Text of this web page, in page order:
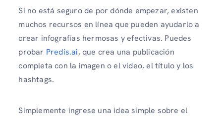
Si no está seguro de por dónde empezar, existen
muchos recursos en línea que pueden ayudarlo a
crear infografías hermosas y efectivas. Puedes
probar Predis.ai, que crea una publicación
completa con la imagen o el video, el título y los
hashtags.
Simplemente ingrese una idea simple sobre el